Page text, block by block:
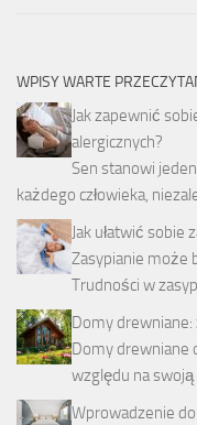
WPISY WARTE
Jak zapewnić
alergicznych?
Sen stanowi
każdego człowieka,
Jak ułatwić sobie
Zasypianie może
Trudności w
Domy drewniane:
Domy drewniane
względu na
Wprowadzenie